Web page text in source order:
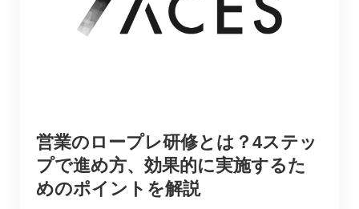
営業のロープレ研修とは？4ステッ
プで進め方、効果的に実施するた
めのポイントを解説